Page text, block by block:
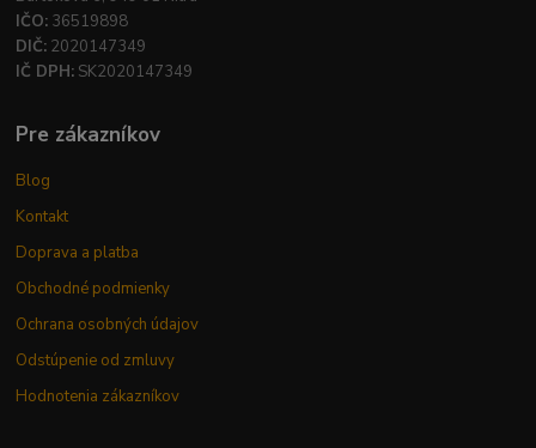
IČO: 36519898
DIČ: 2020147349
IČ DPH: SK2020147349
Pre zákazníkov
Blog
Kontakt
Doprava a platba
Obchodné podmienky
Ochrana osobných údajov
Odstúpenie od zmluvy
Hodnotenia zákazníkov